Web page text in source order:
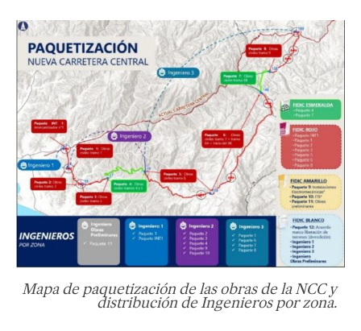
Mapa de paquetización de las obras de la NCC y
distribución de Ingenieros por zona.